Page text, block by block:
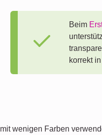
Beim
korrekt
wenigen Farben